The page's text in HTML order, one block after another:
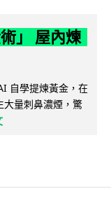
」 屋內煉
自學提煉黃金，在
大量刺鼻濃煙，驚